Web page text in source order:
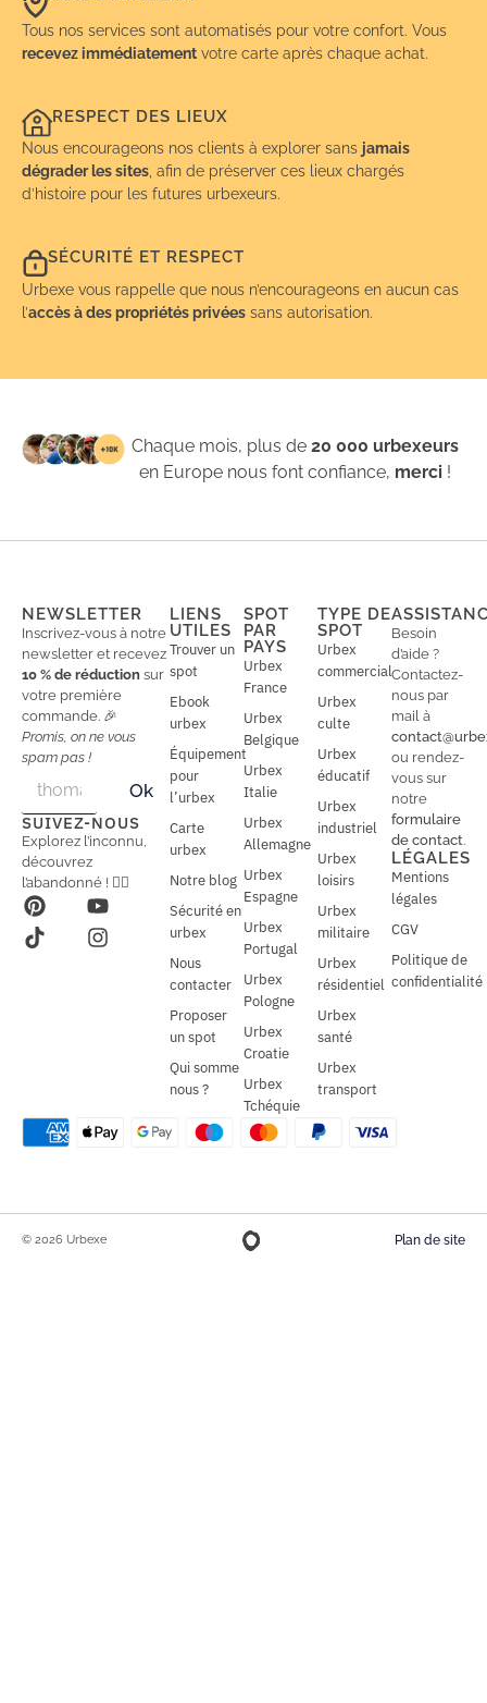
Tous nos services sont automatisés pour votre confort. Vous
recevez immédiatement votre carte après chaque achat.
RESPECT DES LIEUX
Nous encourageons nos clients à explorer sans jamais
dégrader les sites , afin de préserver ces lieux chargés
d’histoire pour les futures urbexeurs.
SÉCURITÉ ET RESPECT
Urbexe vous rappelle que nous n’encourageons en aucun cas
l’accès à des propriétés privées sans autorisation.
Chaque mois, plus de20 000 urbexeurs
en Europe nous font confiance, merci !
NEWSLETTER
Inscrivez-vous à notre
newsletter et recevez
10 % de réduction sur
votre première
commande. 🎉
Promis, on ne vous
spam pas !
a
i
l
a
i
l
*
Ok
SUIVEZ-NOUS
Explorez l’inconnu,
découvrez
l’abandonné ! 🕵️‍♂️
LIENS
UTILES
Trouver un
spot
Ebook
urbex
Équipement
pour
l’urbex
Carte
urbex
Notre blog
Sécurité en
urbex
Nous
contacter
Proposer
un spot
Qui somme
nous ?
SPOT
PAR
PAYS
Urbex
France
Urbex
Belgique
Urbex
Italie
Urbex
Allemagne
Urbex
Espagne
Urbex
Portugal
Urbex
Pologne
Urbex
Croatie
Urbex
Tchéquie
TYPE DE
SPOT
Urbex
commercial
Urbex
culte
Urbex
éducatif
Urbex
industriel
Urbex
loisirs
Urbex
militaire
Urbex
résidentiel
Urbex
santé
Urbex
transport
Besoin
d’aide ?
Contactez-
nous par
mail à
ou rendez-
vous sur
notre
formulaire
de contact.
LÉGALES
Mentions
légales
CGV
Politique de
confidentialité
© 2026 Urbexe Plan de site